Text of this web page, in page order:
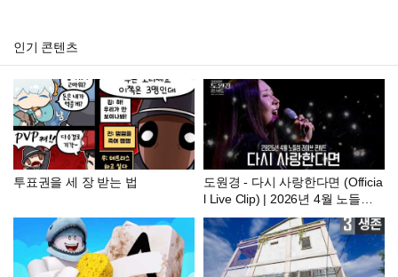
인기 콘텐츠
투표권을 세 장 받는 법
도원경 - 다시 사랑한다면 (Officia
l Live Clip) | 2026년 4월 노들섬
콘서트